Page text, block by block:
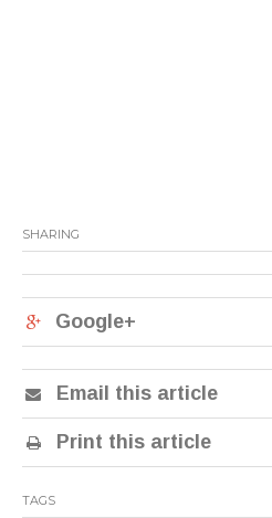
SHARING
Google+
Email this article
Print this article
TAGS